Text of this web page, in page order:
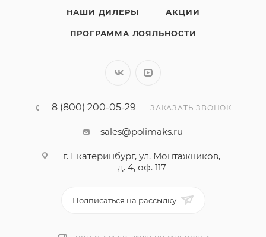
НАШИ ДИЛЕРЫ АКЦИИ
ПРОГРАММА ЛОЯЛЬНОСТИ
8 (800) 200-05-29 ЗАКАЗАТЬ ЗВОНОК
sales@polimaks.ru
г. Екатеринбург, ул. Монтажников,
д. 4, оф. 117
Подписаться на рассылку